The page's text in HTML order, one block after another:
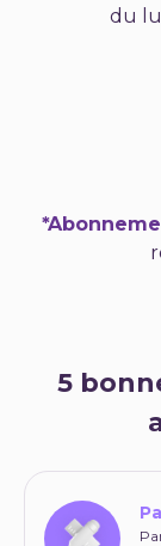
du
5